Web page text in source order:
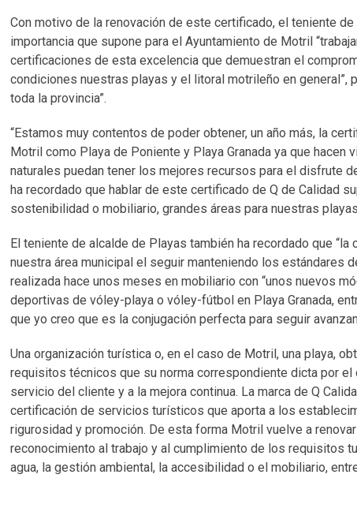
Con motivo de la renovación de este certificado, el teniente
importancia que supone para el Ayuntamiento de Motril
certificaciones de esta excelencia que demuestran el
condiciones nuestras playas y el litoral motrileño en
toda la provincia”.
“Estamos muy contentos de poder obtener, un año más, la
Motril como Playa de Poniente y Playa Granada ya que
naturales puedan tener los mejores recursos para el disfrute
ha recordado que hablar de este certificado de Q de Calidad
sostenibilidad o mobiliario, grandes áreas para nuestras
El teniente de alcalde de Playas también ha recordado que
nuestra área municipal el seguir manteniendo los estándares
realizada hace unos meses en mobiliario con “unos nuevos
deportivas de vóley-playa o vóley-fútbol en Playa Granada,
que yo creo que es la conjugación perfecta para seguir
Una organización turística o, en el caso de Motril, una playa,
requisitos técnicos que su norma correspondiente dicta por
servicio del cliente y a la mejora continua. La marca de Q
certificación de servicios turísticos que aporta a los
rigurosidad y promoción. De esta forma Motril vuelve a
reconocimiento al trabajo y al cumplimiento de los requisitos
agua, la gestión ambiental, la accesibilidad o el mobiliario,